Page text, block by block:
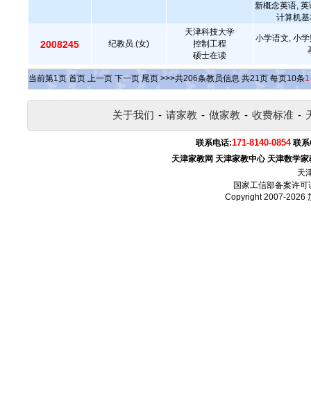
新概念英语,
计算机
2008245 纪教员.(女)
天津科技大学
控制工程
硕士在读
小学语文, 小
当前第1页 首页 上一页 下一页 尾页 >>>共206条教员信息 共21页 每页10条1
关于我们 - 请家教 - 做家教 - 收费标准 -
联系电话:171-8140-0854 联
天津家教网 天津家教中心 天津数学家
天
国家工信部备案许可
Copyright 2007-2026